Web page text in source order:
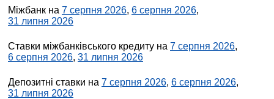
Міжбанк на 7 серпня 2026, 6 серпня 2026,
31 липня 2026
Ставки міжбанківського кредиту на 7 серпня 2026,
6 серпня 2026, 31 липня 2026
Депозитні ставки на 7 серпня 2026, 6 серпня 2026,
31 липня 2026